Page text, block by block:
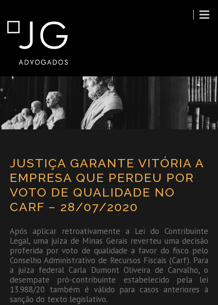
JUSTIÇA GARANTE VITÓRIA A
EMPRESA QUE PERDEU POR
VOTO DE QUALIDADE NO
CARF – 28/07/2020
Após aplicar retroativamente a Lei do Contribuinte
Legal, uma juíza de Minas Gerais reverteu uma decisão
proferida por voto de qualidade a favor do fisco pelo
Conselho Administrativo de Recursos Fiscais (Carf). Para
a juíza federal Carla Dumont Oliveira de Carvalho, o
desempate pró-contribuinte estabelecido pela lei
13.988/20 também é válido para casos anteriores à
sanção do texto legislativo.